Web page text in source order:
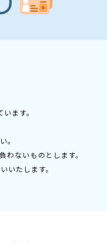
ます。
。
ないものとします。
いたします。